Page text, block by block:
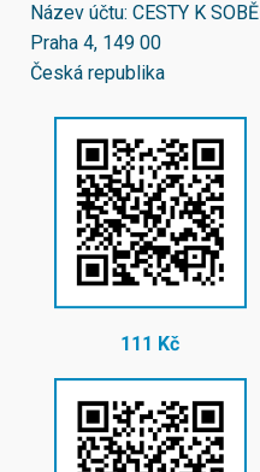
Název účtu: CESTY K SOBĚ
Praha 4, 149 00
Česká republika
111 Kč